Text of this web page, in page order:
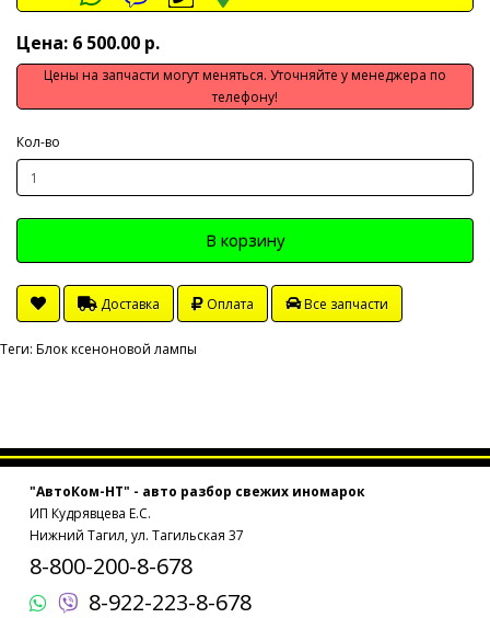
Цена: 6 500.00 р.
Цены на запчасти могут меняться. Уточняйте у менеджера по
телефону!
Кол-во
В корзину
Доставка Оплата Все запчасти
Теги: Блок ксеноновой лампы
"АвтоКом-НТ" - авто разбор свежих иномарок
ИП Кудрявцева Е.С.
Нижний Тагил, ул. Тагильская 37
8-800-200-8-678
8-922-223-8-678